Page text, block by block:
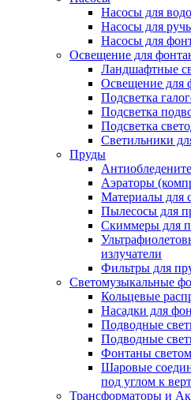
Насосы для
Насосы для
Насосы для
Освещение для
Ландшафтные
Освещение для
Подсветка
Подсветка
Подсветка
Светильники
Пруды
Аэраторы
Материалы для
Пылесосы для
Скиммеры для
излучатели
Фильтры для
Светомузыкальные
Кольцевые
Насадки для
Подводные
Подводные
Фонтаны
Шаровые
под углом к
Трансформаторы и